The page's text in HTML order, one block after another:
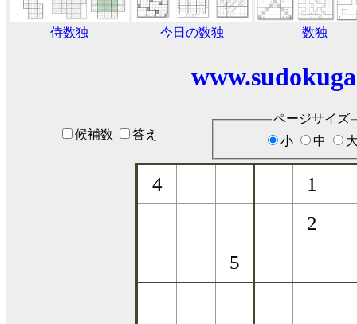
侍数独 今日の数独 数独
候補数 答え
ページサイズ
小
中